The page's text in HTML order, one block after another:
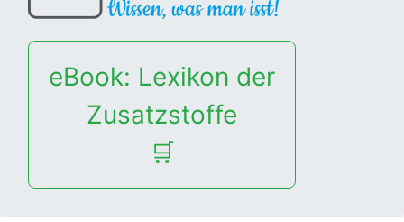
eBook: Lexikon der
Zusatzstoffe
🛒